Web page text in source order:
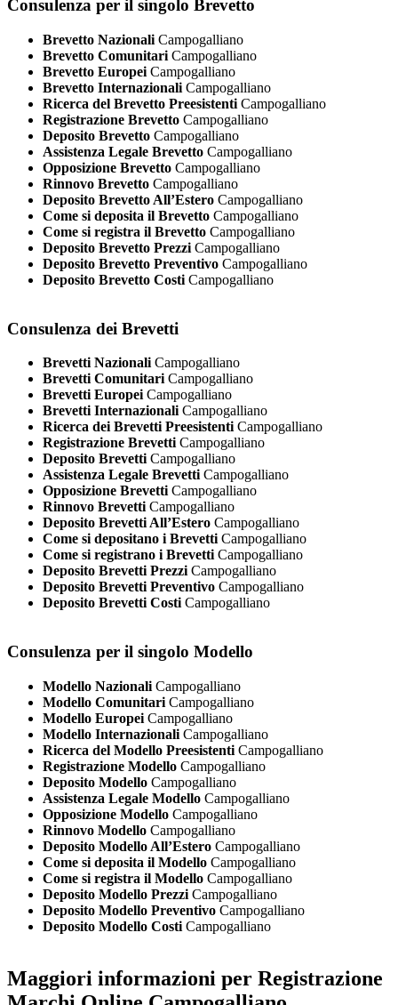
Consulenza per il singolo Brevetto
Brevetto Nazionali Campogalliano
Brevetto Comunitari Campogalliano
Brevetto Europei Campogalliano
Brevetto Internazionali Campogalliano
Ricerca del Brevetto Preesistenti Campogalliano
Registrazione Brevetto Campogalliano
Deposito Brevetto Campogalliano
Assistenza Legale Brevetto Campogalliano
Opposizione Brevetto Campogalliano
Rinnovo Brevetto Campogalliano
Deposito Brevetto All’Estero Campogalliano
Come si deposita il Brevetto Campogalliano
Come si registra il Brevetto Campogalliano
Deposito Brevetto Prezzi Campogalliano
Deposito Brevetto Preventivo Campogalliano
Deposito Brevetto Costi Campogalliano
Consulenza dei Brevetti
Brevetti Nazionali Campogalliano
Brevetti Comunitari Campogalliano
Brevetti Europei Campogalliano
Brevetti Internazionali Campogalliano
Ricerca dei Brevetti Preesistenti Campogalliano
Registrazione Brevetti Campogalliano
Deposito Brevetti Campogalliano
Assistenza Legale Brevetti Campogalliano
Opposizione Brevetti Campogalliano
Rinnovo Brevetti Campogalliano
Deposito Brevetti All’Estero Campogalliano
Come si depositano i Brevetti Campogalliano
Come si registrano i Brevetti Campogalliano
Deposito Brevetti Prezzi Campogalliano
Deposito Brevetti Preventivo Campogalliano
Deposito Brevetti Costi Campogalliano
Consulenza per il singolo Modello
Modello Nazionali Campogalliano
Modello Comunitari Campogalliano
Modello Europei Campogalliano
Modello Internazionali Campogalliano
Ricerca del Modello Preesistenti Campogalliano
Registrazione Modello Campogalliano
Deposito Modello Campogalliano
Assistenza Legale Modello Campogalliano
Opposizione Modello Campogalliano
Rinnovo Modello Campogalliano
Deposito Modello All’Estero Campogalliano
Come si deposita il Modello Campogalliano
Come si registra il Modello Campogalliano
Deposito Modello Prezzi Campogalliano
Deposito Modello Preventivo Campogalliano
Deposito Modello Costi Campogalliano
Maggiori informazioni per Registrazione